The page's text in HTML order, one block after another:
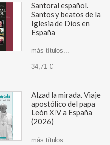
Santoral español.
Santos y beatos de la
Iglesia de Dios en
España
más títulos...
34,71 €
Alzad la mirada. Viaje
apostólico del papa
León XIV a España
(2026)
más títulos...